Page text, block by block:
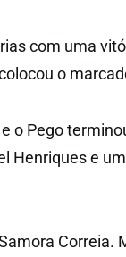
com uma
o
o Pego
Henriques e
Correia.